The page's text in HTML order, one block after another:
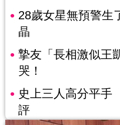
28歲女星無預警
晶
摯友「長相激似王
哭！
史上三人高分平
評